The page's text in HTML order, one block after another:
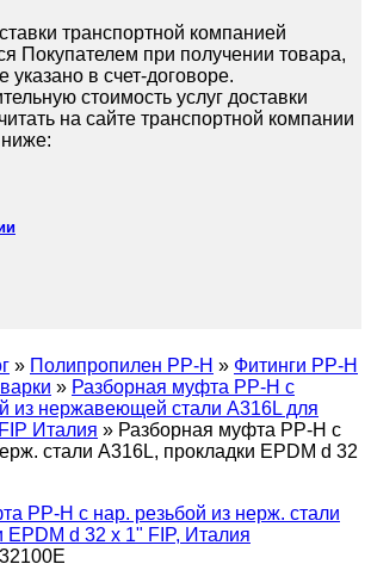
транспортной компанией
Покупателем при получении товара,
указано в счет-договоре.
стоимость услуг доставки
на сайте транспортной компании
» Полипропилен PP-H » Фитинги PP-H
» Разборная муфта PP-H с
из нержавеющей стали A316L для
Италия » Разборная муфта PP-H с
стали A316L, прокладки EPDM d 32